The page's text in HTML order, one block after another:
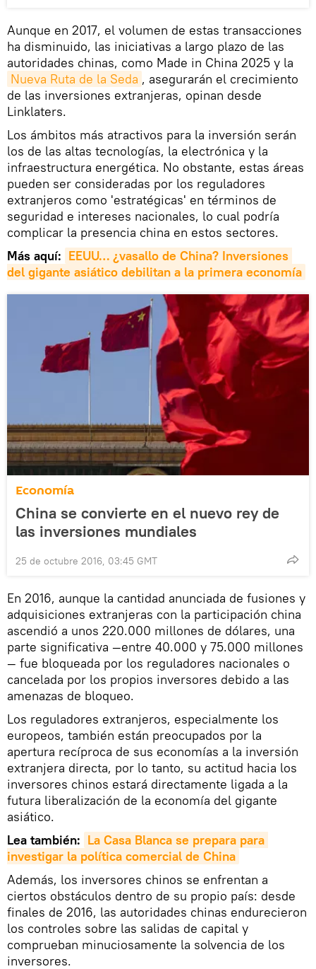
Aunque en 2017, el volumen de estas transacciones
ha disminuido, las iniciativas a largo plazo de las
autoridades chinas, como Made in China 2025 y la
Nueva Ruta de la Seda , asegurarán el crecimiento
de las inversiones extranjeras, opinan desde
Linklaters.
Los ámbitos más atractivos para la inversión serán
los de las altas tecnologías, la electrónica y la
infraestructura energética. No obstante, estas áreas
pueden ser consideradas por los reguladores
extranjeros como 'estratégicas' en términos de
seguridad e intereses nacionales, lo cual podría
complicar la presencia china en estos sectores.
Más aquí: EEUU… ¿vasallo de China? Inversiones
del gigante asiático debilitan a la primera economía
Economía
China se convierte en el nuevo rey de
las inversiones mundiales
25 de octubre 2016, 03:45 GMT
En 2016, aunque la cantidad anunciada de fusiones y
adquisiciones extranjeras con la participación china
ascendió a unos 220.000 millones de dólares, una
parte significativa —entre 40.000 y 75.000 millones
— fue bloqueada por los reguladores nacionales o
cancelada por los propios inversores debido a las
amenazas de bloqueo.
Los reguladores extranjeros, especialmente los
europeos, también están preocupados por la
apertura recíproca de sus economías a la inversión
extranjera directa, por lo tanto, su actitud hacia los
inversores chinos estará directamente ligada a la
futura liberalización de la economía del gigante
asiático.
Lea también: La Casa Blanca se prepara para
investigar la política comercial de China
Además, los inversores chinos se enfrentan a
ciertos obstáculos dentro de su propio país: desde
finales de 2016, las autoridades chinas endurecieron
los controles sobre las salidas de capital y
comprueban minuciosamente la solvencia de los
inversores.